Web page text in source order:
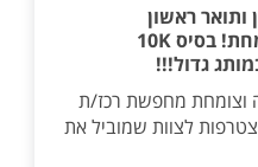
ותואר ראשון
לחברה גדולה וצומחת! בסיס 10K
גדול!!!
וצומחת מחפשת רכז/ת
לצוות שמוביל את